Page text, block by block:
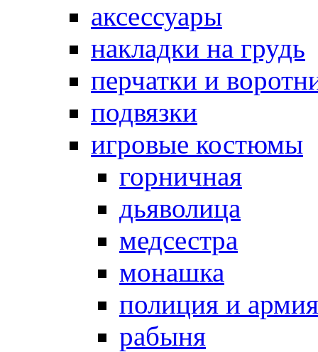
аксессуары
накладки на грудь
перчатки и
подвязки
игровые костюмы
горничная
дьяволица
медсестра
монашка
полиция и армия
рабыня